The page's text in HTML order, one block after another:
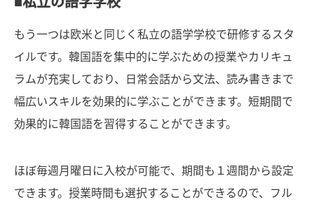
もう一つは欧米と同じく私立の語学学校で研修するスタ
イルです。韓国語を集中的に学ぶための授業やカリキュ
ラムが充実しており、日常会話から文法、読み書きまで
幅広いスキルを効果的に学ぶことができます。短期間で
効果的に韓国語を習得することができます。
ほぼ毎週月曜日に入校が可能で、期間も１週間から設定
できます。授業時間も選択することができるので、フル